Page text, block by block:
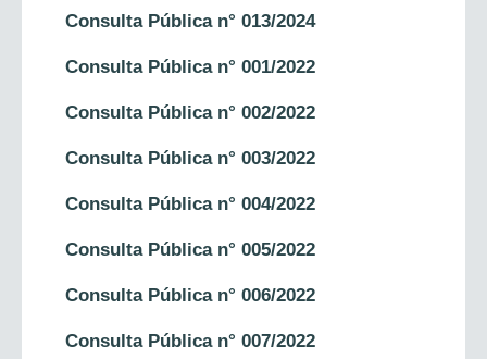
Consulta Pública n° 013/2024
Consulta Pública n° 001/2022
Consulta Pública n° 002/2022
Consulta Pública n° 003/2022
Consulta Pública n° 004/2022
Consulta Pública n° 005/2022
Consulta Pública n° 006/2022
Consulta Pública n° 007/2022